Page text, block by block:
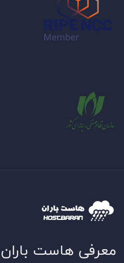
معرفی هاست باران